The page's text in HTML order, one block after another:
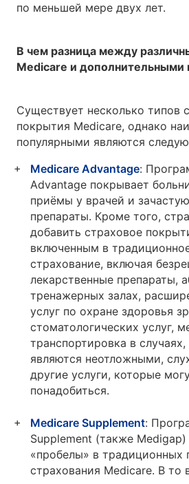
по меньшей мере двух лет.
В чем разница между
Medicare и дополнительными
Существует несколько типов
покрытия Medicare, однако
популярными являются
Medicare Advantage:
Advantage покрывает
приёмы у врачей и
препараты. Кроме того,
добавить страховое
включенным в
страхование, включая
лекарственные препараты,
тренажерных залах,
услуг по охране здоровья
стоматологических услуг,
транспортировка в
являются неотложными,
другие услуги, которые
понадобиться.
Medicare Supplement:
Supplement (также
«пробелы» в традиционных
страхования Medicare. В то